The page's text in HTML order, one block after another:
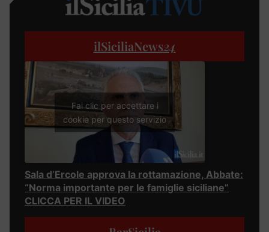
ilSiciliaNews24
Fai clic per accettare i
cookie per questo servizio
Sala d’Ercole approva la rottamazione, Abbate:
“Norma importante per le famiglie siciliane”
CLICCA PER IL VIDEO